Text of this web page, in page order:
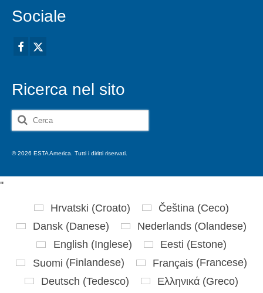
Sociale
Ricerca nel sito
Cerca:
© 2026 ESTA America. Tutti i diritti riservati.
''
Hrvatski (Croato) Čeština (Ceco)
Dansk (Danese) Nederlands (Olandese)
English (Inglese) Eesti (Estone)
Suomi (Finlandese) Français(Francese)
Deutsch (Tedesco) Ελληνικά (Greco)